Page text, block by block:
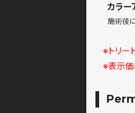
カラー
施術後
※トリー
※表示価